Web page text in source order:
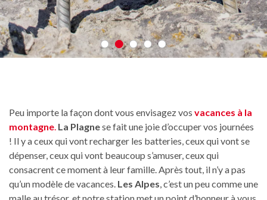
Peu importe la façon dont vous envisagez vos vacances à la
montagne. La Plagnese fait une joie d’occuper vos journées
! Il y a ceux qui vont recharger les batteries, ceux qui vont se
dépenser, ceux qui vont beaucoup s’amuser, ceux qui
consacrent ce moment à leur famille. Après tout, il n’y a pas
qu’un modèle de vacances. Les Alpes, c’est un peu comme une